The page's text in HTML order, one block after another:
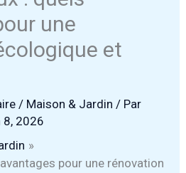
une
et
/ Maison & Jardin / Par
8, 2026
pour une rénovation